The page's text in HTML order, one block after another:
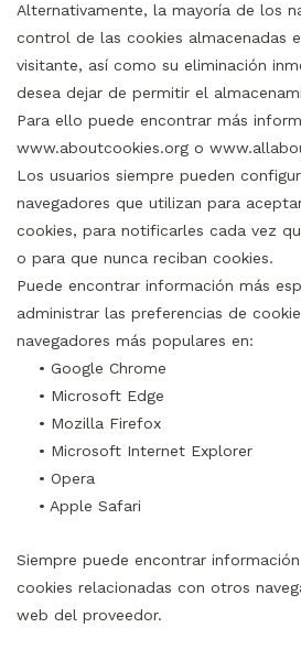
Alternativamente, la mayoría de los
control de las cookies almacenadas
visitante, así como su eliminación
desea dejar de permitir el
Para ello puede encontrar más
www.aboutcookies.org o
Los usuarios siempre pueden
navegadores que utilizan para
cookies, para notificarles cada vez
o para que nunca reciban cookies.
Puede encontrar información más
administrar las preferencias de
navegadores más populares en:
• Google Chrome
• Microsoft Edge
• Mozilla Firefox
• Microsoft Internet Explorer
• Opera
• Apple Safari
Siempre puede encontrar
cookies relacionadas con otros
web del proveedor.